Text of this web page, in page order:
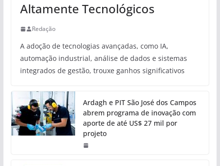
Altamente Tecnológicos
Redação
A adoção de tecnologias avançadas, como IA,
automação industrial, análise de dados e sistemas
integrados de gestão, trouxe ganhos significativos
Ardagh e PIT São José dos Campos
abrem programa de inovação com
aporte de até US$ 27 mil por
projeto